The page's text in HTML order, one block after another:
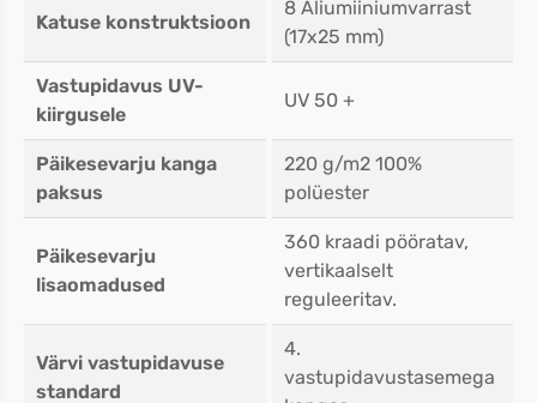
Katuse konstruktsioon
8 Aliumiiniumvarrast
(17x25 mm)
Vastupidavus UV-
kiirgusele
UV 50 +
Päikesevarju kanga
paksus
220 g/m2 100%
polüester
Päikesevarju
lisaomadused
360 kraadi pööratav,
vertikaalselt
reguleeritav.
Värvi vastupidavuse
standard
4.
vastupidavustasemega